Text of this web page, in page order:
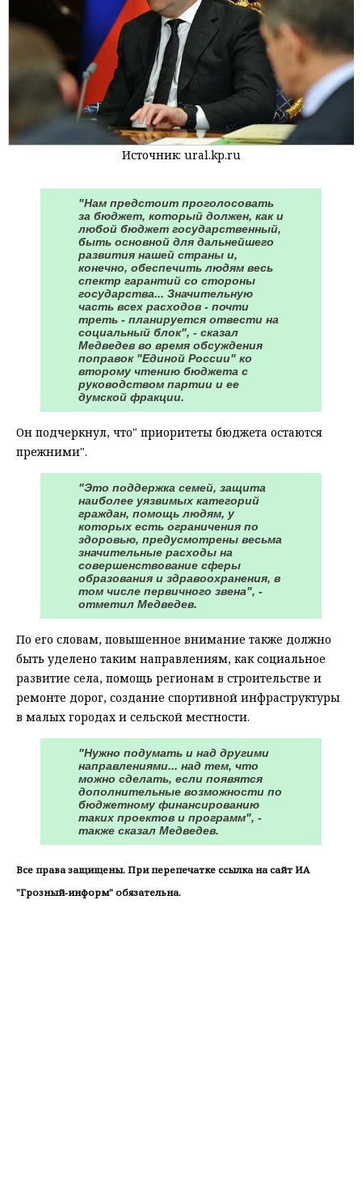
Источник: ural.kp.ru
"Нам предстоит проголосовать
за бюджет, который должен, как и
любой бюджет государственный,
быть основной для дальнейшего
развития нашей страны и,
конечно, обеспечить людям весь
спектр гарантий со стороны
государства... Значительную
часть всех расходов - почти
треть - планируется отвести на
социальный блок", - сказал
Медведев во время обсуждения
поправок "Единой России" ко
второму чтению бюджета с
руководством партии и ее
думской фракции.
Он подчеркнул, что" приоритеты бюджета остаются
прежними".
"Это поддержка семей, защита
наиболее уязвимых категорий
граждан, помощь людям, у
которых есть ограничения по
здоровью, предусмотрены весьма
значительные расходы на
совершенствование сферы
образования и здравоохранения, в
том числе первичного звена", -
отметил Медведев.
По его словам, повышенное внимание также должно
быть уделено таким направлениям, как социальное
развитие села, помощь регионам в строительстве и
ремонте дорог, создание спортивной инфраструктуры
в малых городах и сельской местности.
"Нужно подумать и над другими
направлениями... над тем, что
можно сделать, если появятся
дополнительные возможности по
бюджетному финансированию
таких проектов и программ", -
также сказал Медведев.
Все права защищены. При перепечатке ссылка на сайт ИА
"Грозный-информ" обязательна.